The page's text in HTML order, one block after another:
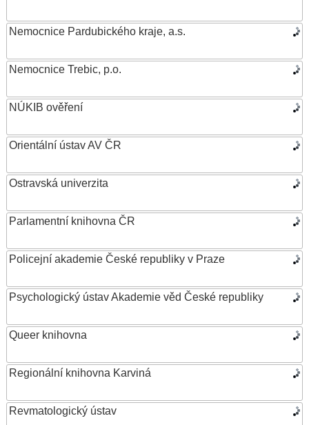
Nemocnice Pardubického kraje, a.s.
Nemocnice Trebic, p.o.
NÚKIB ověření
Orientální ústav AV ČR
Ostravská univerzita
Parlamentní knihovna ČR
Policejní akademie České republiky v Praze
Psychologický ústav Akademie věd České republiky
Queer knihovna
Regionální knihovna Karviná
Revmatologický ústav